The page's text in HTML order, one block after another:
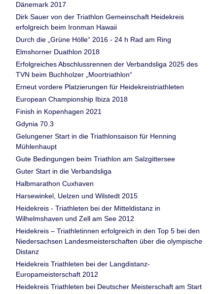
Dänemark 2017
Dirk Sauer von der Triathlon Gemeinschaft Heidekreis
erfolgreich beim Ironman Hawaii
Durch die „Grüne Hölle“ 2016 - 24 h Rad am Ring
Elmshorner Duathlon 2018
Erfolgreiches Abschlussrennen der Verbandsliga 2025 des
TVN beim Buchholzer „Moortriathlon“
Erneut vordere Platzierungen für Heidekreistriathleten
European Championship Ibiza 2018
Finish in Kopenhagen 2021
Gdynia 70.3
Gelungener Start in die Triathlonsaison für Henning
Mühlenhaupt
Gute Bedingungen beim Triathlon am Salzgittersee
Guter Start in die Verbandsliga
Halbmarathon Cuxhaven
Harsewinkel, Uelzen und Wilstedt 2015
Heidekreis - Triathleten bei der Mitteldistanz in
Wilhelmshaven und Zell am See 2012
Heidekreis – Triathletinnen erfolgreich in den Top 5 bei den
Niedersachsen Landesmeisterschaften über die olympische
Distanz
Heidekreis Triathleten bei der Langdistanz-
Europameisterschaft 2012
Heidekreis Triathleten bei Deutscher Meisterschaft am Start